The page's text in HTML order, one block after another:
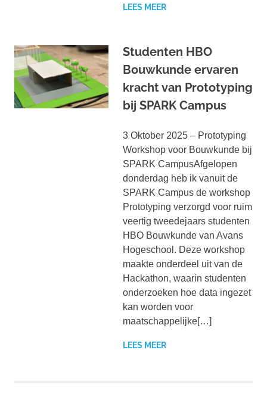
LEES MEER
Studenten HBO
Bouwkunde ervaren
kracht van Prototyping
bij SPARK Campus
3 Oktober 2025 – Prototyping
Workshop voor Bouwkunde bij
SPARK CampusAfgelopen
donderdag heb ik vanuit de
SPARK Campus de workshop
Prototyping verzorgd voor ruim
veertig tweedejaars studenten
HBO Bouwkunde van Avans
Hogeschool. Deze workshop
maakte onderdeel uit van de
Hackathon, waarin studenten
onderzoeken hoe data ingezet
kan worden voor
maatschappelijke[…]
LEES MEER